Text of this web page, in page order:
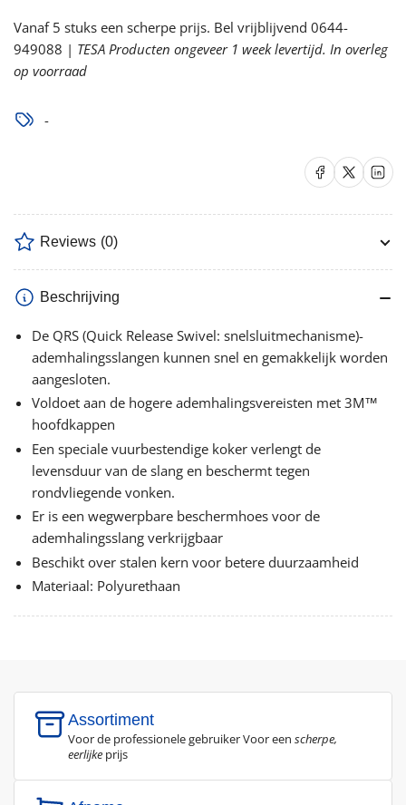
95cm
verlagen
95cm
verhogen
Vanaf 5 stuks een scherpe prijs. Bel vrijblijvend 0644-
949088 | TESA Producten ongeveer 1 week levertijd. In overleg
op voorraad
-
Delen op Facebook
Delen op X Delen
Reviews (0)
Beschrijving
De QRS (Quick Release Swivel: snelsluitmechanisme)-
ademhalingsslangen kunnen snel en gemakkelijk worden
aangesloten.
Voldoet aan de hogere ademhalingsvereisten met 3M™
hoofdkappen
Een speciale vuurbestendige koker verlengt de
levensduur van de slang en beschermt tegen
rondvliegende vonken.
Er is een wegwerpbare beschermhoes voor de
ademhalingsslang verkrijgbaar
Beschikt over stalen kern voor betere duurzaamheid
Materiaal: Polyurethaan
Assortiment
Voor de professionele gebruiker Voor een scherpe,
eerlijke prijs